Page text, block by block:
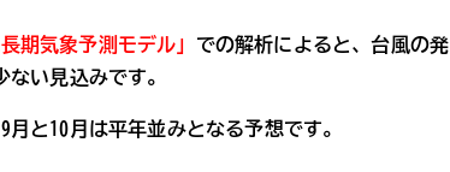
長期気象予測モデル」 での解析によると、台風の発
い見込みです。
と10月は平年並みとなる予想です。